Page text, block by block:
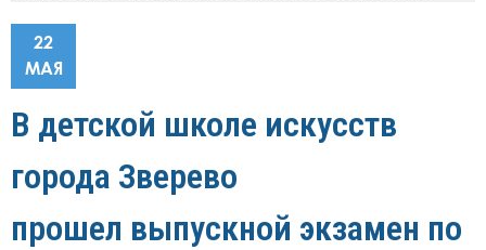
22
МАЯ
В детской школе искусств
города Зверево
прошел выпускной экзамен по